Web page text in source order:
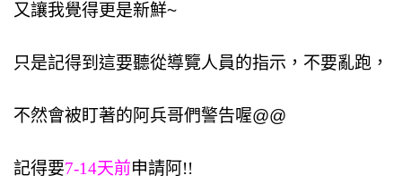
又讓我覺得更是新鮮~
只是記得到這要聽從導覽人員的指示，不要亂跑，
不然會被盯著的阿兵哥們警告喔@@
記得要7-14天前申請阿!!